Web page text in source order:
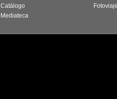
Catálogo
Mediateca